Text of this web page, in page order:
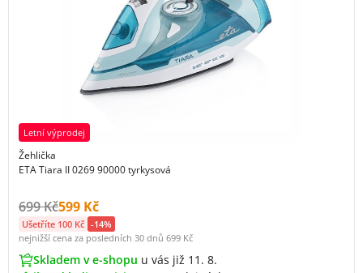
Letní výprodej
Žehlička
ETA Tiara II 0269 90000 tyrkysová
Původní cena s DPH:
699 KčCena s DPH:
599 Kč
Ušetříte 100 Kč -14%
nejnižší cena za posledních 30 dnů 699 Kč
Skladem v e-shopu u vás již 11. 8.